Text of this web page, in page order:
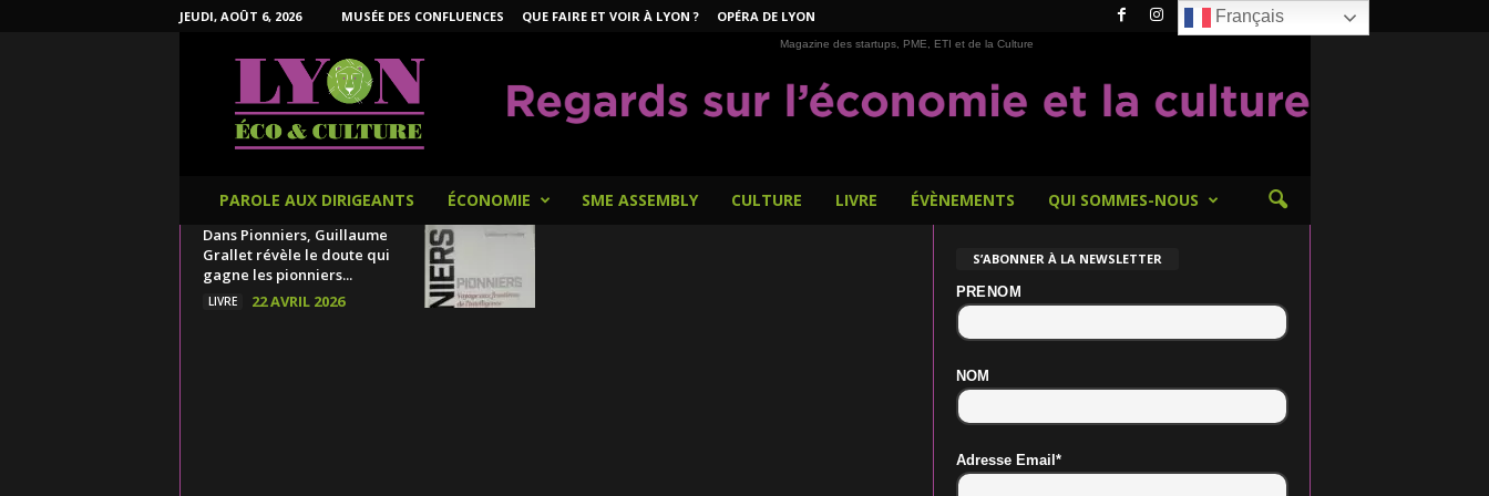
JEUDI, AOÛT 6, 2026 MUSÉE DES CONFLUENCES QUE FAIRE ET VOIR À LYON ? OPÉRA DE LYON
Magazine des startups, PME, ETI et de la Culture
PAROLE AUX DIRIGEANTS ÉCONOMIE SME ASSEMBLY CULTURE LIVRE ÉVÈNEMENTS QUI SOMMES-NOUS
Dans Pionniers, Guillaume
Grallet révèle le doute qui
gagne les pionniers...
LIVRE 22 AVRIL 2026
S’ABONNER À LA NEWSLETTER
PRENOM
NOM
Adresse Email*
Français